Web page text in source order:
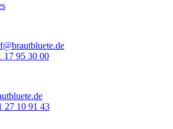
17 95 30 00
27 10 91 43